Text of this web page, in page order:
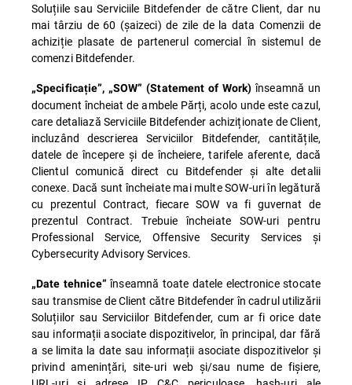
Soluțiile sau Serviciile Bitdefender de către Client, dar nu
mai târziu de 60 (șaizeci) de zile de la data Comenzii de
achiziție plasate de partenerul comercial în sistemul de
comenzi Bitdefender.
„Specificație”, „SOW” (Statement of Work)înseamnă un
document încheiat de ambele Părți, acolo unde este cazul,
care detaliază Serviciile Bitdefender achiziționate de Client,
incluzând descrierea Serviciilor Bitdefender, cantitățile,
datele de începere și de încheiere, tarifele aferente, dacă
Clientul comunică direct cu Bitdefender și alte detalii
conexe. Dacă sunt încheiate mai multe SOW-uri în legătură
cu prezentul Contract, fiecare SOW va fi guvernat de
prezentul Contract. Trebuie încheiate SOW-uri pentru
Professional Service, Offensive Security Services și
Cybersecurity Advisory Services.
„Date tehnice”înseamnă toate datele electronice stocate
sau transmise de Client către Bitdefender în cadrul utilizării
Soluțiilor sau Serviciilor Bitdefender, cum ar fi orice date
sau informații asociate dispozitivelor, în principal, dar fără
a se limita la date sau informații asociate dispozitivelor și
privind amenințări, site-uri web și/sau nume de fișiere,